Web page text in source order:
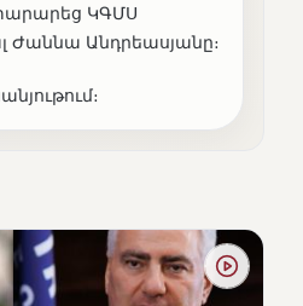
ԿԳՄՍ
Անդրեասյանը։